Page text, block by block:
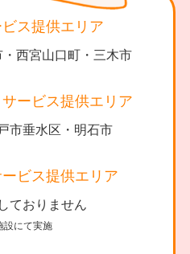
ス提供エリア
西宮山口町・三木市
ービス提供エリア
市垂水区・明石市
ビス提供エリア
ておりません
にて実施